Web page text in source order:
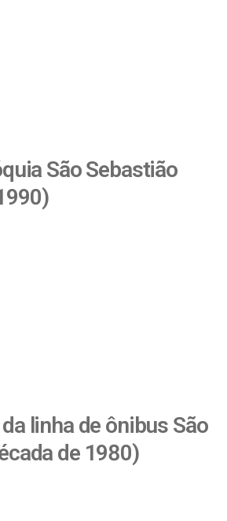
São Sebastião
linha de ônibus São
de 1980)